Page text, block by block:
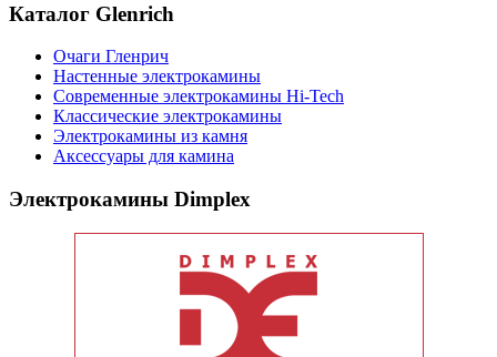
Каталог Glenrich
Очаги Гленрич
Настенные электрокамины
Современные электрокамины Hi-Tech
Классические электрокамины
Электрокамины из камня
Аксессуары для камина
Электрокамины Dimplex